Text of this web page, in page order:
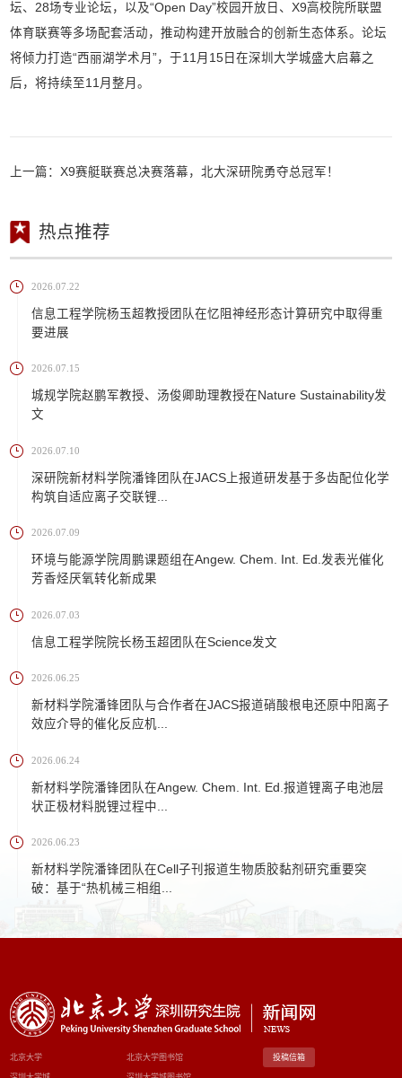
坛、28场专业论坛，以及“Open Day”校园开放日、X9高校院所联盟
体育联赛等多场配套活动，推动构建开放融合的创新生态体系。论坛
将倾力打造“西丽湖学术月”，于11月15日在深圳大学城盛大启幕之
后，将持续至11月整月。
上一篇：X9赛艇联赛总决赛落幕，北大深研院勇夺总冠军！
热点推荐
2026.07.22
信息工程学院杨玉超教授团队在忆阻神经形态计算研究中取得重
要进展
2026.07.15
城规学院赵鹏军教授、汤俊卿助理教授在Nature Sustainability发
文
2026.07.10
深研院新材料学院潘锋团队在JACS上报道研发基于多齿配位化学
构筑自适应离子交联锂...
2026.07.09
环境与能源学院周鹏课题组在Angew. Chem. Int. Ed.发表光催化
芳香烃厌氧转化新成果
2026.07.03
信息工程学院院长杨玉超团队在Science发文
2026.06.25
新材料学院潘锋团队与合作者在JACS报道硝酸根电还原中阳离子
效应介导的催化反应机...
2026.06.24
新材料学院潘锋团队在Angew. Chem. Int. Ed.报道锂离子电池层
状正极材料脱锂过程中...
2026.06.23
新材料学院潘锋团队在Cell子刊报道生物质胶黏剂研究重要突
破：基于“热机械三相组...
北京大学 北京大学图书馆 投稿信箱